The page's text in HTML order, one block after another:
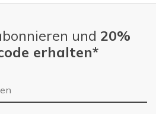
und 20%
erhalten*